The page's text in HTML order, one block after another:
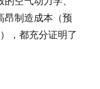
昂制造成本（预
，都充分证明了